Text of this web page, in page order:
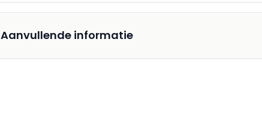
Aanvullende informatie